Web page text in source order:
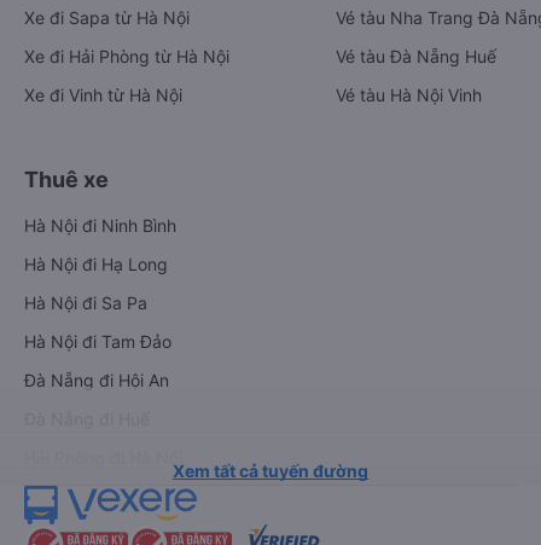
Xe đi Sapa từ Hà Nội
Xe đi Hải Phòng từ Hà Nội
Xe đi Vinh từ Hà Nội
Vé tàu Nha Trang Đà
Vé tàu Đà Nẵng Huế
Vé tàu Hà Nội Vinh
Thuê xe
Hà Nội đi Ninh Bình
Hà Nội đi Hạ Long
Hà Nội đi Sa Pa
Hà Nội đi Tam Đảo
Đà Nẵng đi Hội An
Xem tất cả tuyến đường